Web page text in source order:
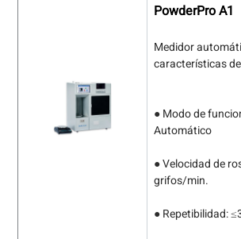
PowderPro A1
Medidor
características
● Modo de
Automático
● Velocidad de
grifos/min.
● Repetibilidad: